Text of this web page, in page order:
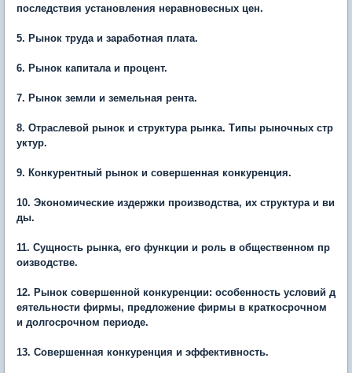
последствия установления неравновесных цен.
5. Рынок труда и заработная плата.
6. Рынок капитала и процент.
7. Рынок земли и земельная рента.
8. Отраслевой рынок и структура рынка. Типы рыночных стр
уктур.
9. Конкурентный рынок и совершенная конкуренция.
10. Экономические издержки производства, их структура и ви
ды.
11. Сущность рынка, его функции и роль в общественном пр
оизводстве.
12. Рынок совершенной конкуренции: особенность условий д
еятельности фирмы, предложение фирмы в краткосрочном
и долгосрочном периоде.
13. Совершенная конкуренция и эффективность.